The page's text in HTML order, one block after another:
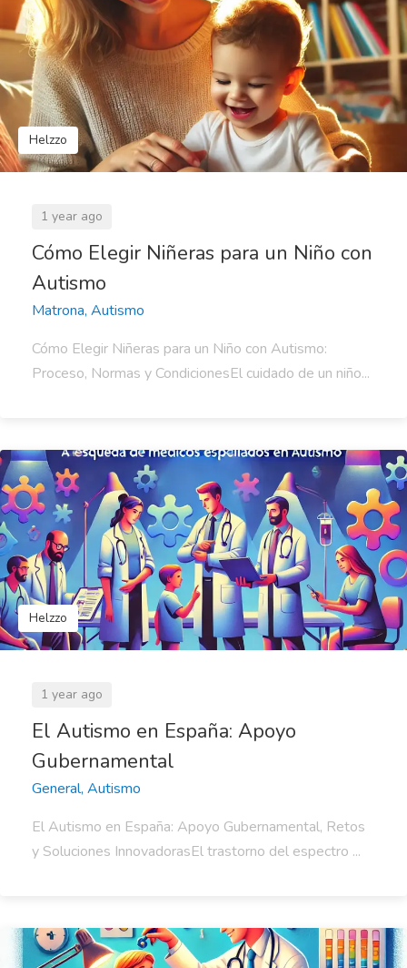
Helzzo
1 year ago
Cómo Elegir Niñeras para un Niño con
Autismo
Matrona, Autismo
Cómo Elegir Niñeras para un Niño con Autismo:
Proceso, Normas y CondicionesEl cuidado de un niño...
Helzzo
1 year ago
El Autismo en España: Apoyo
Gubernamental
General, Autismo
El Autismo en España: Apoyo Gubernamental, Retos
y Soluciones InnovadorasEl trastorno del espectro ...